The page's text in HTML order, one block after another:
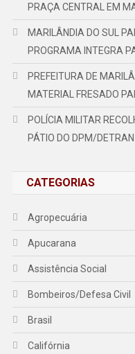
PRAÇA CENTRAL EM
MARILÂNDIA DO SUL
PROGRAMA INTEGRA
PREFEITURA DE
MATERIAL FRESADO
POLÍCIA MILITAR
PÁTIO DO DPM/
CATEGORIAS
Agropecuária
Apucarana
Assistência Social
Bombeiros/Defesa Civil
Brasil
Califórnia